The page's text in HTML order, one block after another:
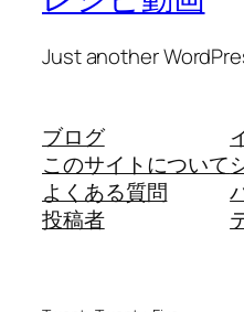
Just another
ブログ
このサイトについて
よくある質問
投稿者